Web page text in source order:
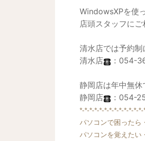
WindowsXPを使
店頭スタッフにご
清水店では予約制
清水店
：054-
静岡店は年中無休
静岡店
：054-
*-*-*-*-*-*-*-*-*-*-*-*-
パソコンで困ったら
パソコンを覚えたい